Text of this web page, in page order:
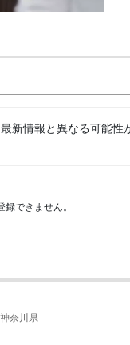
新情報と異なる可能性
できません。
神奈川県